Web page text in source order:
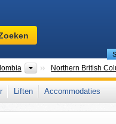
Provincies
Northern British
, Rocky Mountains
Liften
Accommodaties